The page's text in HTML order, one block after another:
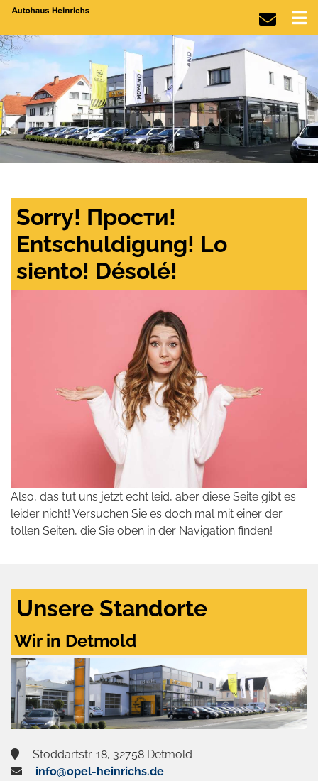
Sorry! Прости!
Entschuldigung! Lo
siento! Désolé!
Also, das tut uns jetzt echt leid, aber diese Seite gibt es
leider nicht! Versuchen Sie es doch mal mit einer der
tollen Seiten, die Sie oben in der Navigation finden!
Unsere Standorte
Wir in Detmold
Stoddartstr. 18, 32758 Detmold
info@opel-heinrichs.de